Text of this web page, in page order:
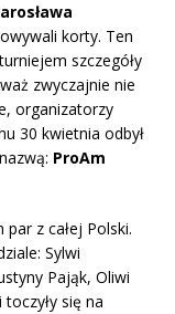
korty. Ten
szczegóły
zwyczajnie nie
organizatorzy
30 kwietnia odbył
ProAm
z całej Polski.
Sylwi
Pająk, Oliwi
się na